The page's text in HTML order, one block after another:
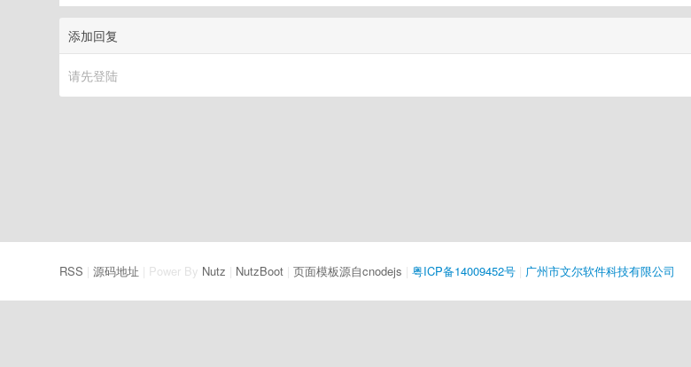
添加回复
请先登陆
RSS |源码地址 | Power By Nutz NutzBoot |页面模板源自cnodejs |粤ICP备14009452号 广州市文尔软件科技有限公司